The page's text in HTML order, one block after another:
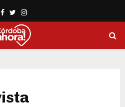
Facebook
TwitterInstagram